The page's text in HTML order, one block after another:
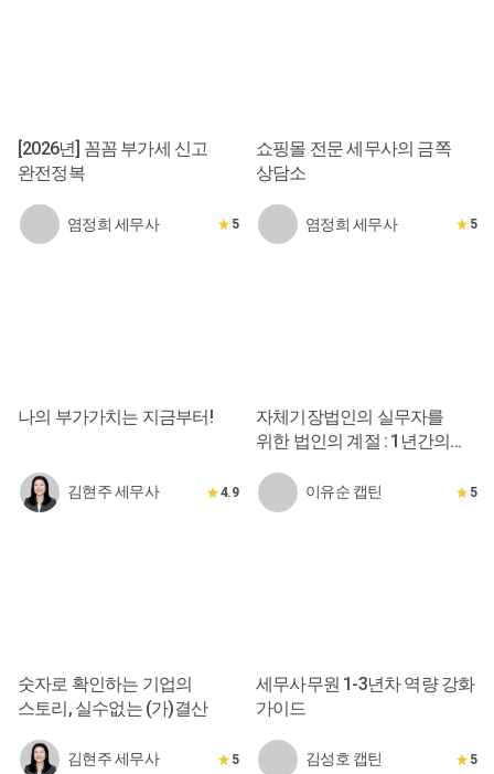
[2026년] 꼼꼼 부가세 신고
완전정복
염정희 세무사 5
쇼핑몰 전문 세무사의 금쪽
상담소
염정희 세무사 5
나의 부가가치는 지금부터!
김현주 세무사 4.9
자체기장법인의 실무자를
위한 법인의 계절 : 1년간의
이유순 캡틴 5
숫자로 확인하는 기업의
스토리, 실수없는 (가)결산
김현주 세무사 5
세무사무원 1-3년차 역량 강화
가이드
김성호 캡틴 5